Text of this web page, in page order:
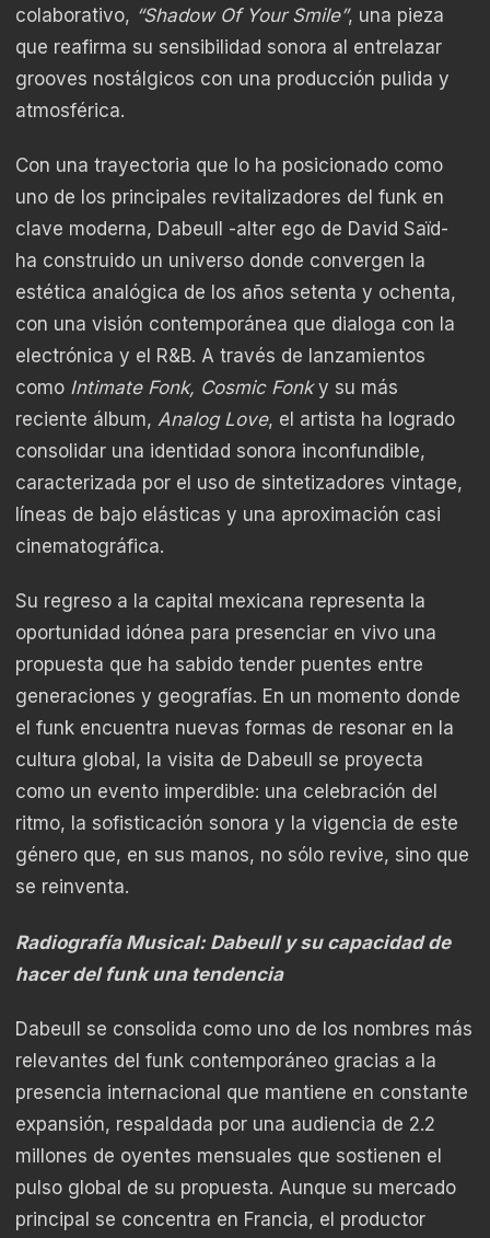
colaborativo, “Shadow Of Your Smile”, una pieza
que reafirma su sensibilidad sonora al entrelazar
grooves nostálgicos con una producción pulida y
atmosférica.
Con una trayectoria que lo ha posicionado como
uno de los principales revitalizadores del funk en
clave moderna, Dabeull -alter ego de David Saïd-
ha construido un universo donde convergen la
estética analógica de los años setenta y ochenta,
con una visión contemporánea que dialoga con la
electrónica y el R&B. A través de lanzamientos
como Intimate Fonk, Cosmic Fonky su más
reciente álbum, Analog Love, el artista ha logrado
consolidar una identidad sonora inconfundible,
caracterizada por el uso de sintetizadores vintage,
líneas de bajo elásticas y una aproximación casi
cinematográfica.
Su regreso a la capital mexicana representa la
oportunidad idónea para presenciar en vivo una
propuesta que ha sabido tender puentes entre
generaciones y geografías. En un momento donde
el funk encuentra nuevas formas de resonar en la
cultura global, la visita de Dabeull se proyecta
como un evento imperdible: una celebración del
ritmo, la sofisticación sonora y la vigencia de este
género que, en sus manos, no sólo revive, sino que
se reinventa.
Radiografía Musical: Dabeull y su capacidad de
hacer del funk una tendencia
Dabeull se consolida como uno de los nombres más
relevantes del funk contemporáneo gracias a la
presencia internacional que mantiene en constante
expansión, respaldada por una audiencia de 2.2
millones de oyentes mensuales que sostienen el
pulso global de su propuesta. Aunque su mercado
principal se concentra en Francia, el productor